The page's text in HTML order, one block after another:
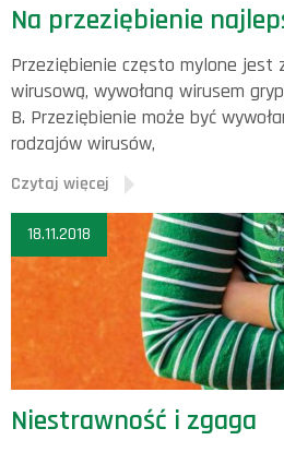
Na przeziębienie
Przeziębienie często mylone jest
wirusową, wywołaną wirusem
B. Przeziębienie może być
rodzajów wirusów,
Czytaj więcej
18.11.2018
Niestrawność i zgaga